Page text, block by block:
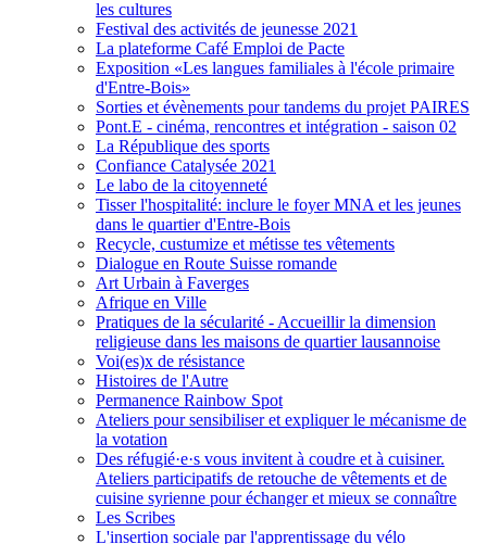
les cultures
Festival des activités de jeunesse 2021
La plateforme Café Emploi de Pacte
Exposition «Les langues familiales à l'école primaire
d'Entre-Bois»
Sorties et évènements pour tandems du projet PAIRES
Pont.E - cinéma, rencontres et intégration - saison 02
La République des sports
Confiance Catalysée 2021
Le labo de la citoyenneté
Tisser l'hospitalité: inclure le foyer MNA et les jeunes
dans le quartier d'Entre-Bois
Recycle, custumize et métisse tes vêtements
Dialogue en Route Suisse romande
Art Urbain à Faverges
Afrique en Ville
Pratiques de la sécularité - Accueillir la dimension
religieuse dans les maisons de quartier lausannoise
Voi(es)x de résistance
Histoires de l'Autre
Permanence Rainbow Spot
Ateliers pour sensibiliser et expliquer le mécanisme de
la votation
Des réfugié·e·s vous invitent à coudre et à cuisiner.
Ateliers participatifs de retouche de vêtements et de
cuisine syrienne pour échanger et mieux se connaître
Les Scribes
L'insertion sociale par l'apprentissage du vélo